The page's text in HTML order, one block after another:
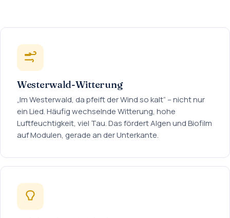
Westerwald-Witterung
„Im Westerwald, da pfeift der Wind so kalt“ – nicht nur
ein Lied. Häufig wechselnde Witterung, hohe
Luftfeuchtigkeit, viel Tau. Das fördert Algen und Biofilm
auf Modulen, gerade an der Unterkante.